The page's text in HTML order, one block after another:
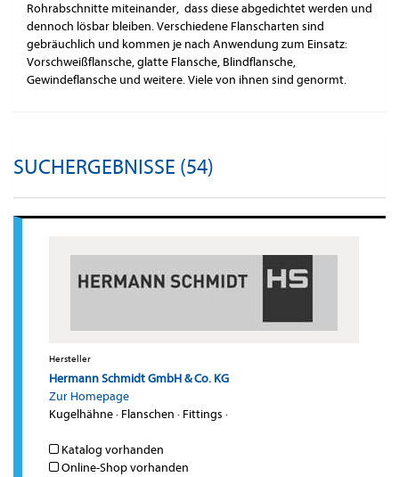
Rohrabschnitte miteinander, dass diese abgedichtet werden und
dennoch lösbar bleiben. Verschiedene Flanscharten sind
gebräuchlich und kommen je nach Anwendung zum Einsatz:
Vorschweißflansche, glatte Flansche, Blindflansche,
Gewindeflansche und weitere. Viele von ihnen sind genormt.
SUCHERGEBNISSE (54)
Hersteller
Hermann Schmidt GmbH & Co. KG
Zur Homepage
Kugelhähne· Flanschen · Fittings ·
Katalog vorhanden
Online-Shop vorhanden